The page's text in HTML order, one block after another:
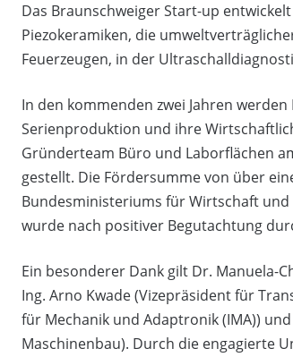
Das Braunschweiger Start-up
Piezokeramiken, die
Feuerzeugen, in der
In den kommenden zwei Jahren
Serienproduktion und ihre
Gründerteam Büro und Laborflächen
gestellt. Die Fördersumme von über
Bundesministeriums für Wirtschaft und
wurde nach positiver Begutachtung
Ein besonderer Dank gilt Dr. Manuela-
Ing. Arno Kwade (Vizepräsident für
für Mechanik und Adaptronik (IMA))
Maschinenbau). Durch die engagierte